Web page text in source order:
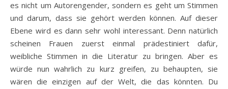
es nicht um Autorengender, sondern es geht um Stimmen
und darum, dass sie gehört werden können. Auf dieser
Ebene wird es dann sehr wohl interessant. Denn natürlich
scheinen Frauen zuerst einmal prädestiniert dafür,
weibliche Stimmen in die Literatur zu bringen. Aber es
würde nun wahrlich zu kurz greifen, zu behaupten, sie
wären die einzigen auf der Welt, die das könnten. Du